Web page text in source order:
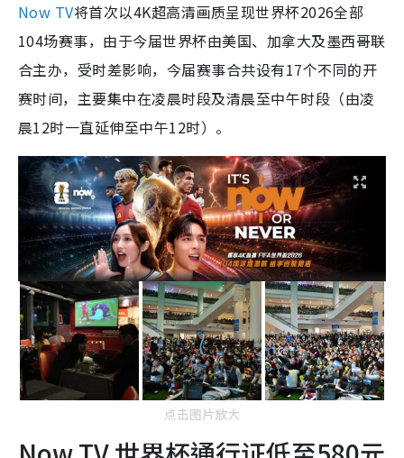
Now TV将首次以4K超高清画质呈现世界杯2026全部
104场赛事，由于今届世界杯由美国、加拿大及墨西哥联
合主办，受时差影响，今届赛事合共设有17个不同的开
赛时间，主要集中在凌晨时段及清晨至中午时段（由凌
晨12时一直延伸至中午12时）。
点击图片放大